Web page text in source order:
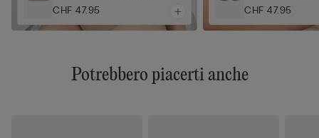
CHF 47.95 CHF 47.95
Potrebbero piacerti anche